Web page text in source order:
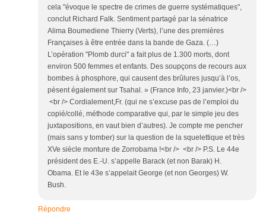
cela "évoque le spectre de crimes de guerre systématiques",
conclut Richard Falk. Sentiment partagé par la sénatrice
Alima Boumediene Thierry (Verts), l’une des premières
Françaises à être entrée dans la bande de Gaza. (…)
L’opération "Plomb durci" a fait plus de 1.300 morts, dont
environ 500 femmes et enfants. Des soupçons de recours aux
bombes à phosphore, qui causent des brûlures jusqu’à l’os,
pèsent également sur Tsahal. » (France Info, 23 janvier.)<br />
<br /> Cordialement,Fr. (qui ne s’excuse pas de l’emploi du
copié/collé, méthode comparative qui, par le simple jeu des
juxtapositions, en vaut bien d’autres). Je compte me pencher
(mais sans y tomber) sur la question de la squelettique et très
XVe siècle monture de Zorrobama !<br /> <br /> P.S. Le 44e
président des E.-U. s’appelle Barack (et non Barak) H.
Obama. Et le 43e s’appelait George (et non Georges) W.
Bush.
Répondre